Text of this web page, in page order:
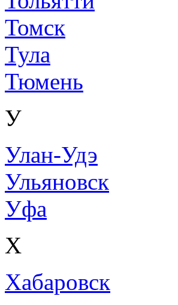
Томск
Тула
Тюмень
У
Улан-Удэ
Ульяновск
Уфа
Х
Хабаровск